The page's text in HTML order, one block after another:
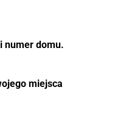
numer domu.
miejsca